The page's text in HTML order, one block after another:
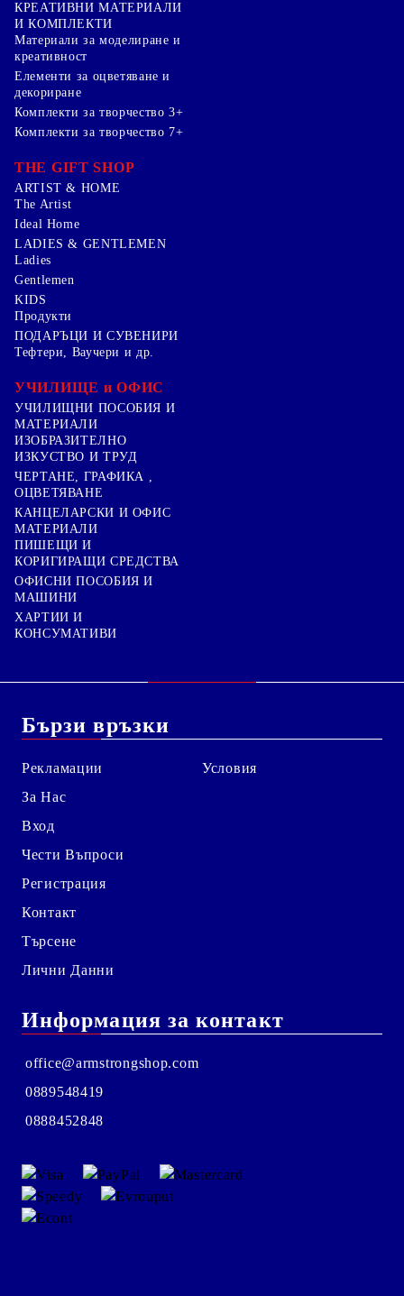
КРЕАТИВНИ МАТЕРИАЛИ
И КОМПЛЕКТИ
Mатериали за моделиране и
креативност
Елементи за оцветяване и
декориране
Комплекти за творчество 3+
Комплекти за творчество 7+
THE GIFT SHOP
ARTIST & HOME
The Artist
Ideal Home
LADIES & GENTLEMEN
Ladies
Gentlemen
KIDS
Продукти
ПОДАРЪЦИ И СУВЕНИРИ
Тефтери, Ваучери и др.
УЧИЛИЩЕ и ОФИС
УЧИЛИЩНИ ПОСОБИЯ И
МАТЕРИАЛИ
ИЗОБРАЗИТЕЛНО
ИЗКУСТВО И ТРУД
ЧЕРТАНЕ, ГРАФИКА ,
ОЦВЕТЯВАНЕ
КАНЦЕЛАРСКИ И ОФИС
МАТЕРИАЛИ
ПИШЕЩИ И
КОРИГИРАЩИ СРЕДСТВА
ОФИСНИ ПОСОБИЯ И
МАШИНИ
ХАРТИИ И
КОНСУМАТИВИ
Бързи връзки
Рекламации
За Нас
Вход
Чести Въпроси
Регистрация
Контакт
Търсене
Лични Данни
Условия
Информация за контакт
office@armstrongshop.com
0889548419
0888452848